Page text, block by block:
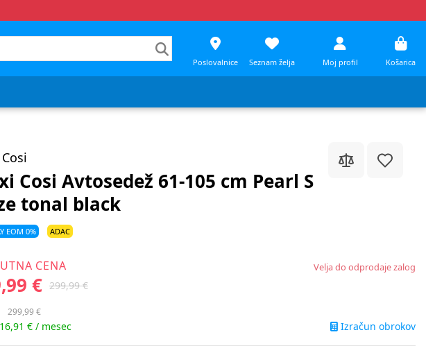
Poslovalnice Seznam želja Moj profil Košarica
Cosi Avtosedež 61-105 cm Pearl S
tonal black
EOM 0% ADAC
CENA
€ 299,99 €
Velja do odprodaje zalog
299,99 €
€ / mesec Izračun obrokov